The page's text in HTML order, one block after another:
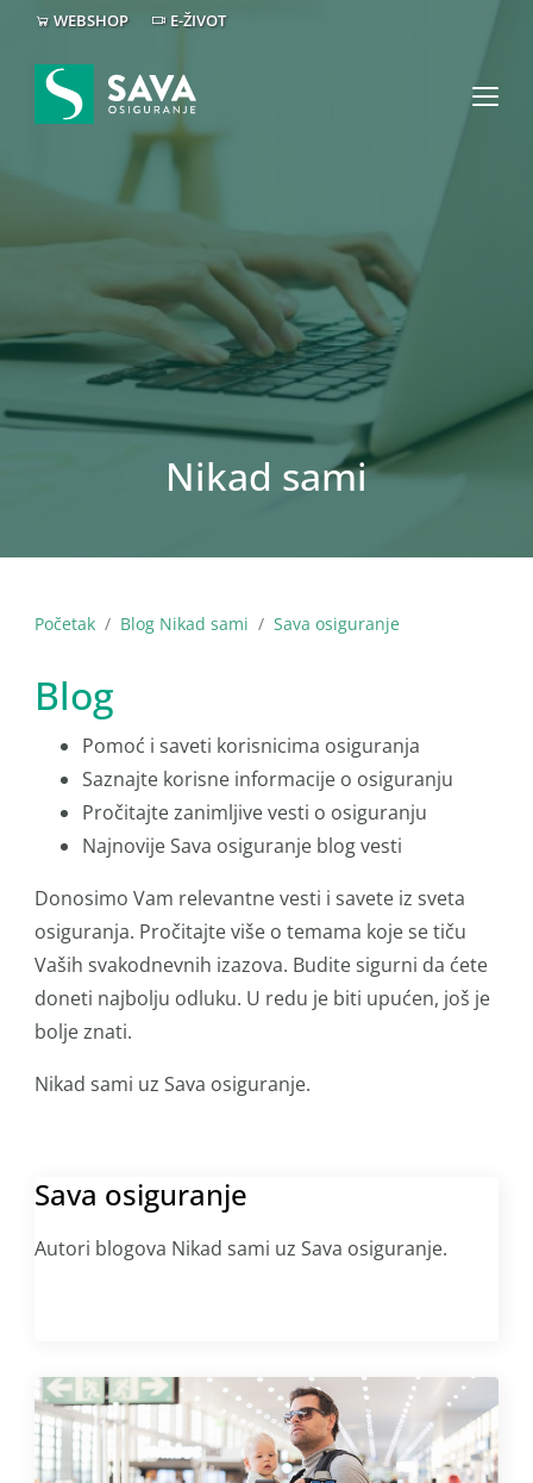
WEBSHOP E-ŽIVOT
Nikad sami
Početak Blog Nikad sami Sava osiguranje
Blog
Pomoć i saveti korisnicima osiguranja
Saznajte korisne informacije o osiguranju
Pročitajte zanimljive vesti o osiguranju
Najnovije Sava osiguranje blog vesti
Donosimo Vam relevantne vesti i savete iz sveta
osiguranja. Pročitajte više o temama koje se tiču
Vaših svakodnevnih izazova. Budite sigurni da ćete
doneti najbolju odluku. U redu je biti upućen, još je
bolje znati.
Nikad sami uz Sava osiguranje.
Sava osiguranje
Autori blogova Nikad sami uz Sava osiguranje.